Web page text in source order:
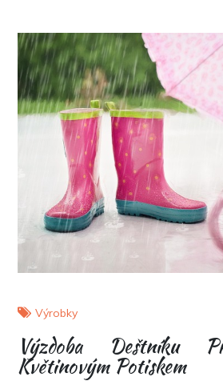
Výrobky
Výzdoba Deštníku
Květinovým Potiskem